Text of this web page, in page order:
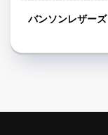
バンソンレザーズ